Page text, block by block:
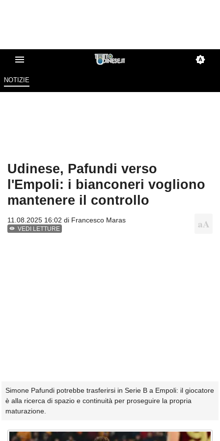
NOTIZIE
Udinese, Pafundi verso
l'Empoli: i bianconeri vogliono
mantenere il controllo
11.08.2025 16:02 di Francesco Maras
VEDI LETTURE
Simone Pafundi potrebbe trasferirsi in Serie B a Empoli: il giocatore
è alla ricerca di spazio e continuità per proseguire la propria
maturazione.